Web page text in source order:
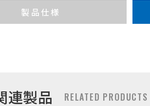
製品仕様
連製品 RELATED PRODUCTS